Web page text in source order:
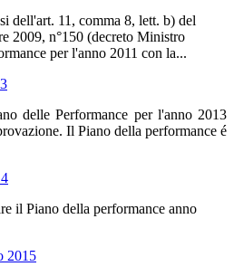
dell'art. 11, comma 8, lett. b) del
2009, n°150 (decreto Ministro
per l'anno 2011 con la...
delle Performance per l'anno 2013
Il Piano della performance é
il Piano della performance anno
2015